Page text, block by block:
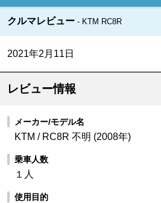
クルマレビュー KTM RC8R
2021年2月11日
レビュー情報
メーカー/モデル名
KTM / RC8R 不明 (2008年)
乗車人数
１人
使用目的